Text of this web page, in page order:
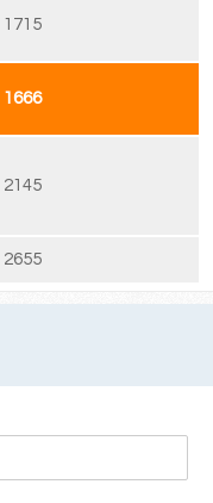
1715
1666
2145
2655